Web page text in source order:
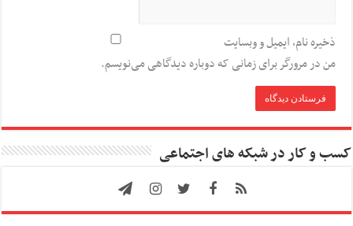
ذخیره نام، ایمیل و وبسایت
من در مرورگر برای زمانی که دوباره دیدگاهی می‌نویسم.
کسب و کار در شبکه های اجتماعی